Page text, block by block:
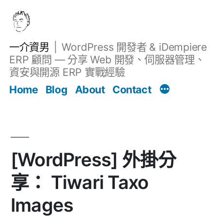
一介資男
WordPress 開發者 & iDempiere
ERP 顧問 — 分享 Web 開發、伺服器管理、
資安與開源 ERP 實戰經驗
Home
Blog About Contact
[WordPress] 外掛分
享： Tiwari Taxo
Images
文章